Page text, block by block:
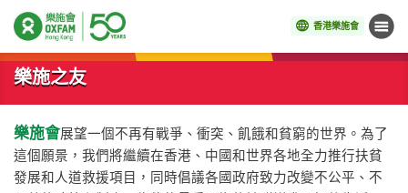
香港樂施會 目錄
開始主要內容
樂施之友
樂施會展望一個不再有戰爭、衝突、飢餓和貧窮的世界。為了
這個願景，我們將繼續在香港、中國和世界各地全力推行扶貧
發展和人道救援項目，同時倡議各國政府致力改變不公平、不